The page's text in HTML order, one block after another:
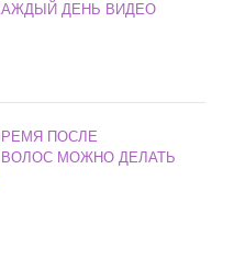
ДЕНЬ ВИДЕО
ПОСЛЕ
МОЖНО ДЕЛАТЬ